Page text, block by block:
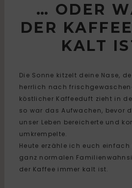
… ODER
DER
KALT
Die Sonne kitzelt deine Nase,
herrlich nach
köstlicher Kaffeeduft zieht in
so war das Aufwachen, bevor
unser Leben bereicherte und
umkrempelte.
Heute erzähle ich euch
ganz normalen
der Kaffee immer kalt ist.